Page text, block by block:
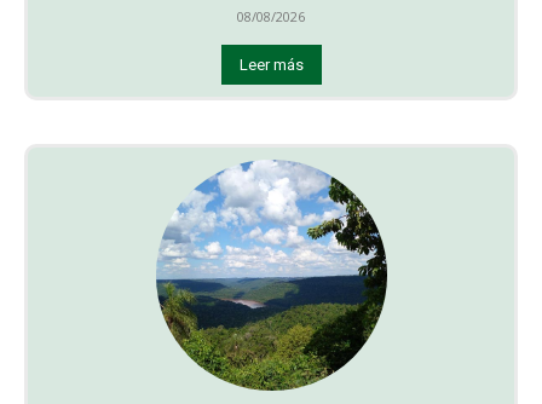
08/08/2026
Leer más